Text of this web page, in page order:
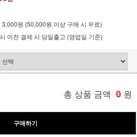
3,000원 (50,000원 이상 구매 시 무료)
이전 결제 시 당일출고 (영업일 기준)
총 상품 금액 0 원
구매하기